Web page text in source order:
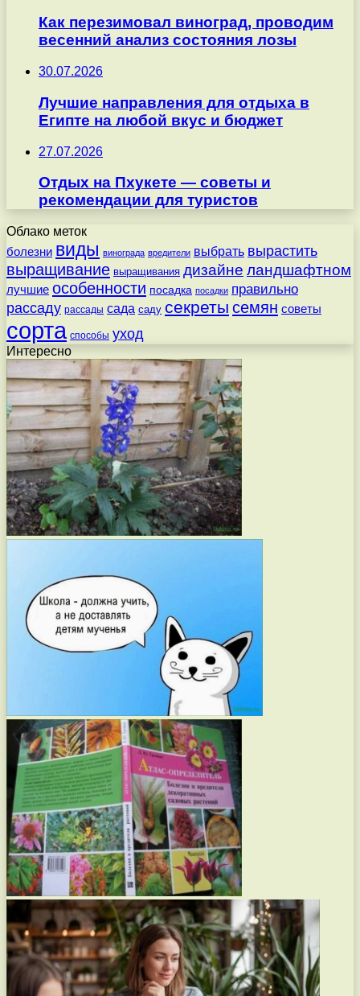
Как перезимовал виноград, проводим
весенний анализ состояния лозы
30.07.2026
Лучшие направления для отдыха в
Египте на любой вкус и бюджет
27.07.2026
Отдых на Пхукете — советы и
рекомендации для туристов
Облако меток
болезни виды винограда вредители выбрать вырастить
выращивание выращивания дизайне ландшафтном
лучшие особенности посадка посадки правильно
рассаду рассады сада саду секреты семян советы
сорта способы уход
Интересно